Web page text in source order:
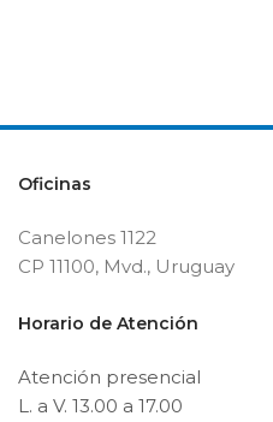
Oficinas
Canelones 1122
CP 11100, Mvd., Uruguay
Horario de Atención
Atención presencial
L. a V. 13.00 a 17.00